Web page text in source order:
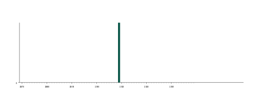
0
1870
1880 1890 1900 1910 1920 1930